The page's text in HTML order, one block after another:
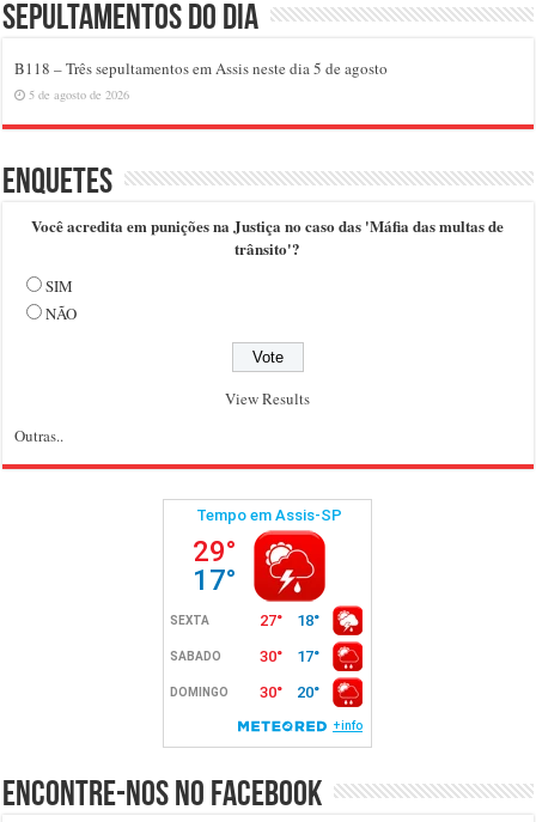
Sepultamentos do dia
B118 – Três sepultamentos em Assis neste dia 5 de agosto
5 de agosto de 2026
Enquetes
Você acredita em punições na Justiça no caso das 'Máfia das multas de
trânsito'?
SIM
NÃO
View Results
Outras..
Encontre-nos no Facebook